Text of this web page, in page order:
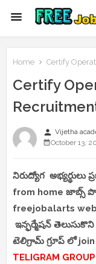
Home Certify
Certify
person Vijetha
October 13,
నిరుద్యోగ అభ్యర్థులు
from home జాబ్స్
freejobalarts
ఇన్ఫర్మేషన్
టెలిగ్రామ్ గ్రూప్ లో
TELIGRAM